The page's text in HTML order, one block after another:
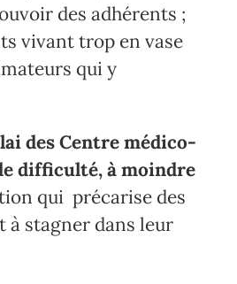
des adhérents ;
vivant trop en vase
qui y
des Centre médico-
difficulté, à moindre
qui précarise des
à stagner dans leur